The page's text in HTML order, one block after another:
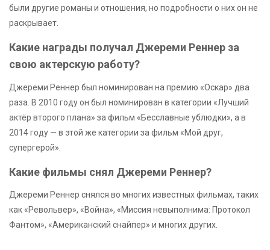
были другие романы и отношения, но подробности о них он не
раскрывает.
Какие награды получал Джереми Реннер за
свою актерскую работу?
Джереми Реннер был номинирован на премию «Оскар» два
раза. В 2010 году он был номинирован в категории «Лучший
актёр второго плана» за фильм «Бесславные ублюдки», а в
2014 году — в этой же категории за фильм «Мой друг,
супергерой».
Какие фильмы снял Джереми Реннер?
Джереми Реннер снялся во многих известных фильмах, таких
как «Револьвер», «Война», «Миссия невыполнима: Протокол
Фантом», «Американский снайпер» и многих других.